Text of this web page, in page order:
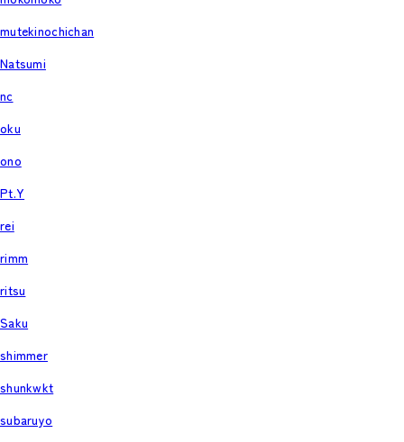
mutekinochichan
Natsumi
nc
oku
ono
Pt.Y
rei
rimm
ritsu
Saku
shimmer
shunkwkt
subaruyo